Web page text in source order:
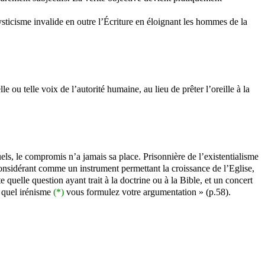
invalide en outre l’Écriture en éloignant les hommes de la
ou telle voix de l’autorité humaine, au lieu de prêter l’oreille à la
le compromis n’a jamais sa place. Prisonnière de l’existentialisme
comme un instrument permettant la croissance de l’Eglise,
quelle question ayant trait à la doctrine ou à la Bible, et un concert
irénisme (*) vous formulez votre argumentation » (p.58).